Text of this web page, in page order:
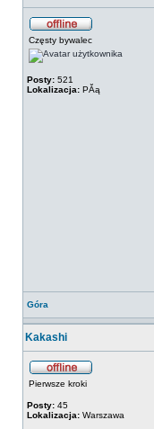
Częsty bywalec
Posty: 521
Lokalizacja: PĂą
Góra
Kakashi
Pierwsze kroki
Posty: 45
Lokalizacja: Warszawa